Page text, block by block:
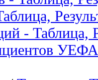
- Таблица,
УЕФА